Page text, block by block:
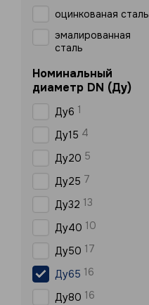
оцинкованая сталь
эмалированная
сталь
Номинальный
диаметр DN (Ду)
Ду6 1
Ду15 4
Ду20 5
Ду25 7
Ду32 13
Ду40 10
Ду50 17
Ду65 16
Ду80 16